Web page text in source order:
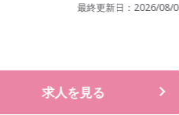
最終更新日： 2026/08/
求人を見る